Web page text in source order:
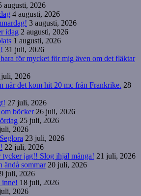
augusti, 2026
4 augusti, 2026
3 augusti, 2026
idag 2 augusti, 2026
1 augusti, 2026
31 juli, 2026
för mycket för mig även om det fläktar
juli, 2026
när det kom hit 20 mc från Frankrike. 28
27 juli, 2026
om böcker 26 juli, 2026
25 juli, 2026
2026
23 juli, 2026
22 juli, 2026
jag!! Slog ihjäl många! 21 juli, 2026
ändå sommar 20 juli, 2026
juli, 2026
inne! 18 juli, 2026
2026